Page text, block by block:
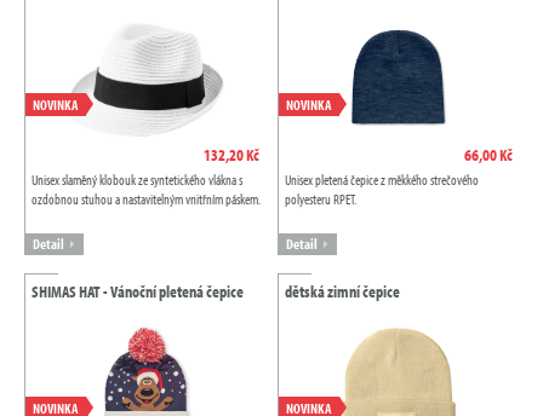
NOVINKA
132,20 Kč
Unisex slaměný klobouk ze syntetického vlákna s
ozdobnou stuhou a nastavitelným vnitřním páskem.
Detail
NOVINKA
66,00 Kč
Unisex pletená čepice z měkkého strečového
polyesteru RPET.
Detail
SHIMAS HAT - Vánoční pletená čepice
NOVINKA
dětská zimní čepice
NOVINKA